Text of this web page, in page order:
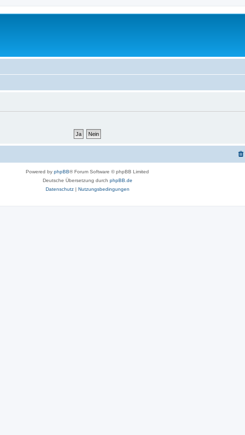
Powered by phpBB® Forum Software © phpBB Limited
Deutsche Übersetzung durch phpBB.de
Datenschutz| Nutzungsbedingungen